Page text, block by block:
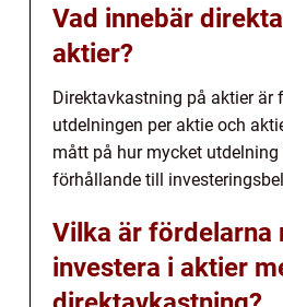
Vad innebär
aktier?
Direktavkastning på aktier är
utdelningen per aktie och
mått på hur mycket
förhållande till
Vilka är fördelarna
investera i aktier